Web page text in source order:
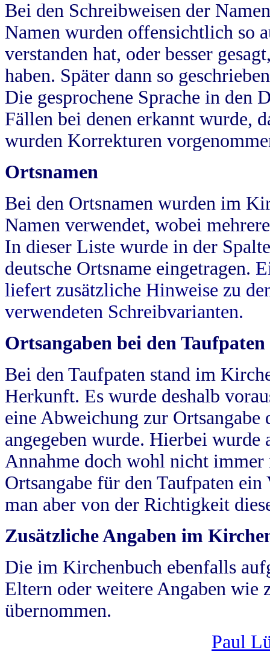
Bei den Schreibweisen der
Namen wurden offensichtlich so
verstanden hat, oder besser
haben. Später dann so
Die gesprochene Sprache in
Fällen bei denen erkannt wurde,
wurden Korrekturen
Ortsnamen
Bei den Ortsnamen wurden im
Namen verwendet, wobei
In dieser Liste wurde in der
deutsche Ortsname eingetragen.
liefert zusätzliche Hinweise zu
verwendeten Schreibvarianten.
Ortsangaben bei den Taufpaten
Bei den Taufpaten stand im
Herkunft. Es wurde deshalb
eine Abweichung zur
angegeben wurde. Hierbei wurde
Annahme doch wohl nicht
Ortsangabe für den Taufpaten
man aber von der Richtigkeit
Zusätzliche Angaben im
Die im Kirchenbuch ebenfalls
Eltern oder weitere Angaben wie
übernommen.
Paul